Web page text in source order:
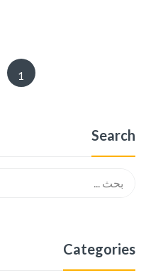
Search
Categories
1